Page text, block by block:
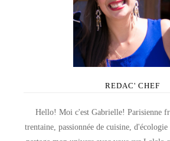
REDAC' CHEF
Hello! Moi c'est Gabrielle! Parisienne
trentaine, passionnée de cuisine,